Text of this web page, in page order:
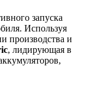
запуска
Используя
производства и
, лидирующая в